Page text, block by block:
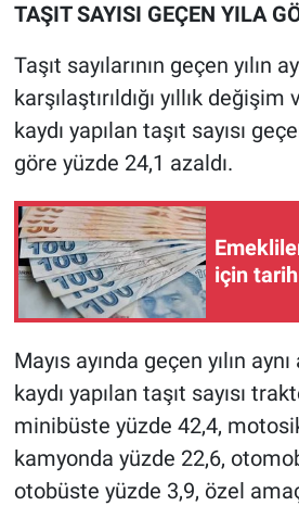
TAŞIT SAYISI GEÇEN YILA
Taşıt sayılarının geçen yılın
karşılaştırıldığı yıllık
kaydı yapılan taşıt sayısı
göre yüzde 24,1 azaldı.
için
Mayıs ayında geçen yılın
kaydı yapılan taşıt sayısı
minibüste yüzde 42,4,
kamyonda yüzde 22,6,
otobüste yüzde 3,9, özel